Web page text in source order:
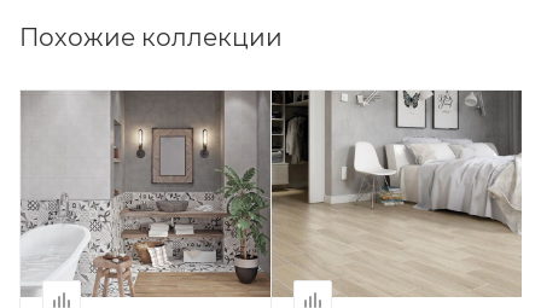
Похожие коллекции